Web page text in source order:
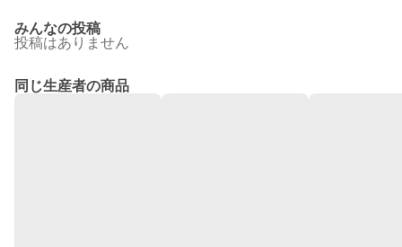
みんなの投稿
投稿はありません
同じ生産者の商品